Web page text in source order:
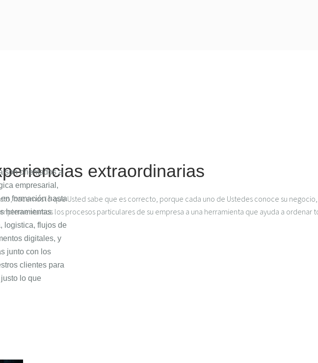
extraordinarias
hacemos lo que Usted sabe que es correcto, porque cada uno de Ustedes conoce su
los procesos particulares de su empresa a una herramienta que ayuda a ordenar
son orientados a
empresarial,
formación hasta
herramientas
logistica, flujos de
digitales, y
junto con los
clientes para
lo que